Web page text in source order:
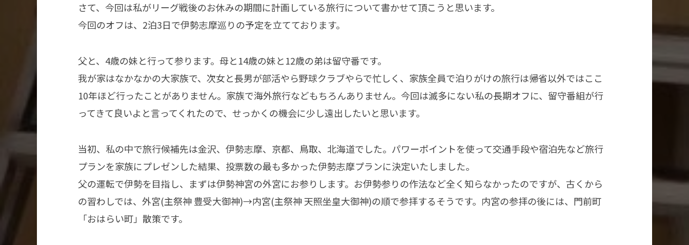
さて、今回は私がリーグ戦後のお休みの期間に計画している旅行について書かせて頂こうと思います。
今回のオフは、2泊3日で伊勢志摩巡りの予定を立てております。
父と、4歳の妹と行って参ります。母と14歳の妹と12歳の弟は留守番です。
我が家はなかなかの大家族で、次女と長男が部活やら野球クラブやらで忙しく、家族全員で泊りがけの旅行は帰省以外ではここ
10年ほど行ったことがありません。家族で海外旅行などもちろんありません。今回は滅多にない私の長期オフに、留守番組が行
ってきて良いよと言ってくれたので、せっかくの機会に少し遠出したいと思います。
当初、私の中で旅行候補先は金沢、伊勢志摩、京都、鳥取、北海道でした。パワーポイントを使って交通手段や宿泊先など旅行
プランを家族にプレゼンした結果、投票数の最も多かった伊勢志摩プランに決定いたしました。
父の運転で伊勢を目指し、まずは伊勢神宮の外宮にお参りします。お伊勢参りの作法など全く知らなかったのですが、古くから
の習わしでは、外宮(主祭神 豊受大御神)→内宮(主祭神 天照坐皇大御神)の順で参拝するそうです。内宮の参拝の後には、門前町
「おはらい町」散策です。